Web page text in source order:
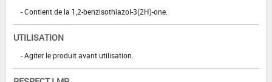
- Contient de la 1,2-benzisothiazol-3(2H)-one.
UTILISATION
- Agiter le produit avant utilisation.